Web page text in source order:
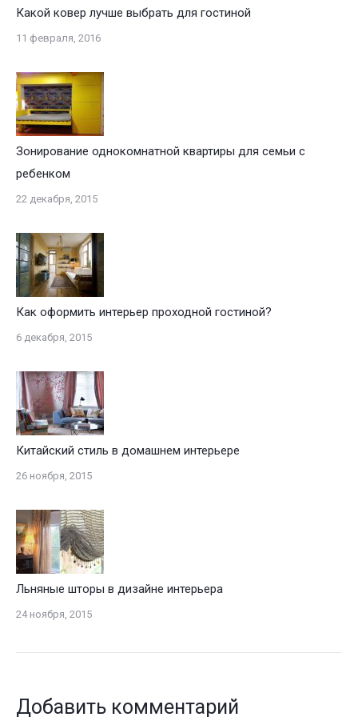
Какой ковер лучше выбрать для гостиной
11 февраля, 2016
Зонирование однокомнатной квартиры для семьи с
ребенком
22 декабря, 2015
Как оформить интерьер проходной гостиной?
6 декабря, 2015
Китайский стиль в домашнем интерьере
26 ноября, 2015
Льняные шторы в дизайне интерьера
24 ноября, 2015
Добавить комментарий